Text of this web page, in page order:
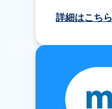
詳細はこちら